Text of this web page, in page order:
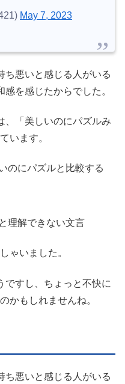
May 7, 2023
ち悪いと感じる人がいる
を感じたからでした。
、「美しいのにパズルみ
います。
のにパズルと比較する
理解できない文言
ゃいました。
ですし、ちょっと不快に
かもしれませんね。
ち悪いと感じる人がいる